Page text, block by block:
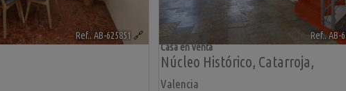
Ref.. AB-625851 🔗 Ref.. AB-
Núcleo Histórico, Catarroja,
Valencia
Casa en venta